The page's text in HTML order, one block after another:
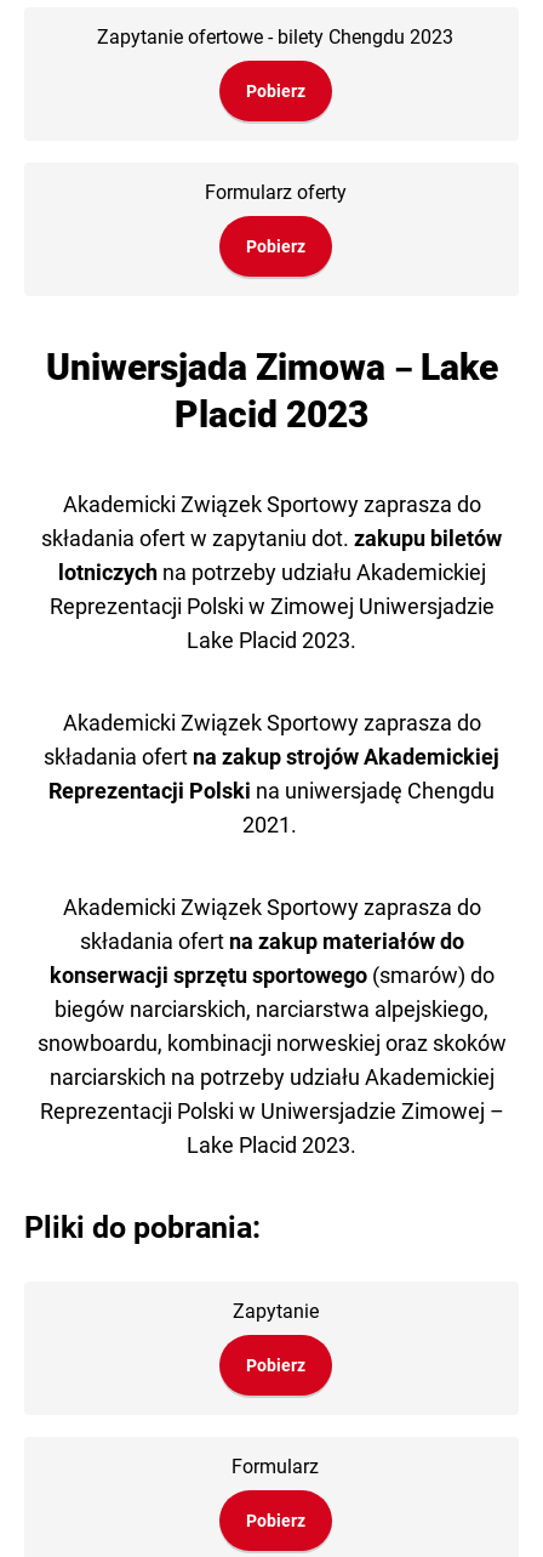
Zapytanie ofertowe - bilety Chengdu 2023
Pobierz
Formularz oferty
Pobierz
Uniwersjada Zimowa –Lake
Placid 2023
Akademicki Związek Sportowy zaprasza do
składania ofert w zapytaniu dot. zakupu biletów
lotniczychna potrzeby udziału Akademickiej
Reprezentacji Polski w Zimowej Uniwersjadzie
Lake Placid 2023.
Akademicki Związek Sportowy zaprasza do
składania ofert na zakup strojów Akademickiej
Reprezentacji Polski na uniwersjadę Chengdu
2021.
Akademicki Związek Sportowy zaprasza do
składania ofert na zakup materiałów do
konserwacji sprzętu sportowego(smarów) do
biegów narciarskich, narciarstwa alpejskiego,
snowboardu, kombinacji norweskiej oraz skoków
narciarskich na potrzeby udziału Akademickiej
Reprezentacji Polski w Uniwersjadzie Zimowej –
Lake Placid 2023.
Pliki do pobrania:
Zapytanie
Pobierz
Formularz
Pobierz